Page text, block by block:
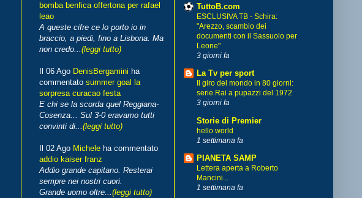
bomba benfica offertona per rafael
leao
A queste cifre ce lo porto io in
braccio, a piedi, fino a Lisbona. Ma
non credo...(leggi tutto)
Il 06 Ago DenisBergamini ha
commentato summer goal la
sorpresa curacao festa
E chi se la scorda quel Reggiana-
Cosenza... Sul 3-0 eravamo tutti
convinti di...(leggi tutto)
Il 02 Ago Michele ha commentato
addio kaiser franz
Addio grande capitano. Resterai
sempre nei nostri cuori.
Grande uomo oltre...(leggi tutto)
TuttoB.com
ESCLUSIVA TB - Schira:
"Arezzo, scambio dei
documenti con il Sassuolo per
Leone"
3 giorni fa
La Tv per sport
Il giro del mondo in 80 giorni:
serie Rai a pupazzi del 1972
3 giorni fa
Storie di Premier
hello world
1 settimana fa
PIANETA SAMP
Lettera aperta a Roberto
Mancini...
1 settimana fa